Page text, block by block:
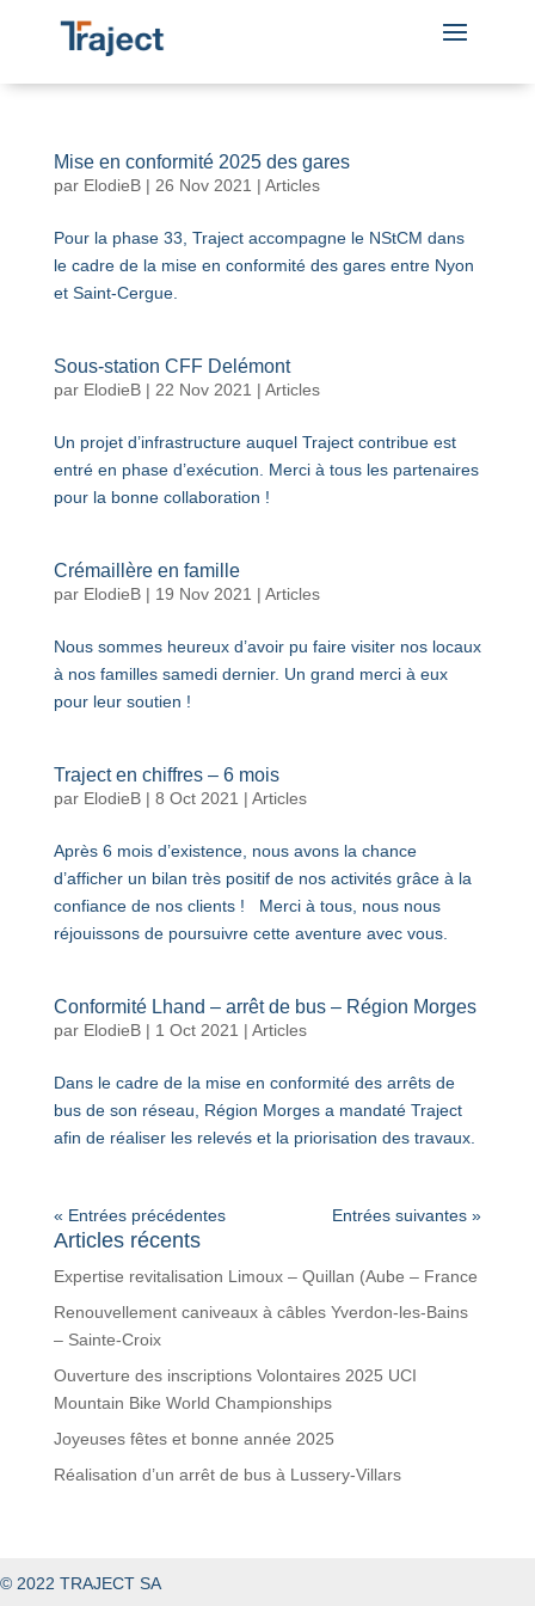
Mise en conformité 2025 des gares
par ElodieB| 26 Nov 2021 | Articles
Pour la phase 33, Traject accompagne le NStCM dans
le cadre de la mise en conformité des gares entre Nyon
et Saint-Cergue.
Sous-station CFF Delémont
par ElodieB| 22 Nov 2021 | Articles
Un projet d’infrastructure auquel Traject contribue est
entré en phase d’exécution. Merci à tous les partenaires
pour la bonne collaboration !
Crémaillère en famille
par ElodieB| 19 Nov 2021 | Articles
Nous sommes heureux d’avoir pu faire visiter nos locaux
à nos familles samedi dernier. Un grand merci à eux
pour leur soutien !
Traject en chiffres – 6 mois
par ElodieB| 8 Oct 2021 | Articles
Après 6 mois d’existence, nous avons la chance
d’afficher un bilan très positif de nos activités grâce à la
confiance de nos clients ! Merci à tous, nous nous
réjouissons de poursuivre cette aventure avec vous.
Conformité Lhand – arrêt de bus – Région Morges
par ElodieB| 1 Oct 2021 | Articles
Dans le cadre de la mise en conformité des arrêts de
bus de son réseau, Région Morges a mandaté Traject
afin de réaliser les relevés et la priorisation des travaux.
« Entrées précédentes Entrées suivantes »
Articles récents
Expertise revitalisation Limoux – Quillan (Aube – France
Renouvellement caniveaux à câbles Yverdon-les-Bains
– Sainte-Croix
Ouverture des inscriptions Volontaires 2025 UCI
Mountain Bike World Championships
Joyeuses fêtes et bonne année 2025
Réalisation d’un arrêt de bus à Lussery-Villars
© 2022 TRAJECT SA